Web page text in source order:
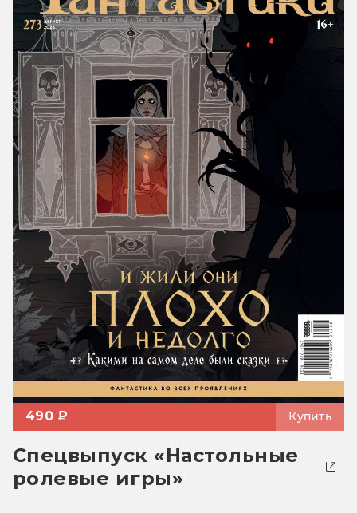
490 ₽ Купить
Спецвыпуск «Настольные
ролевые игры»